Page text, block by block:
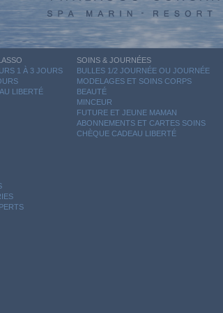
1 À 3 JOURS
LIBERTÉ
SOINS & JOURNÉES
BULLES 1/2 JOURNÉE OU JOURNÉE
MODELAGES ET SOINS CORPS
BEAUTÉ
MINCEUR
FUTURE ET JEUNE MAMAN
ABONNEMENTS ET CARTES SOINS
CHÈQUE CADEAU LIBERTÉ